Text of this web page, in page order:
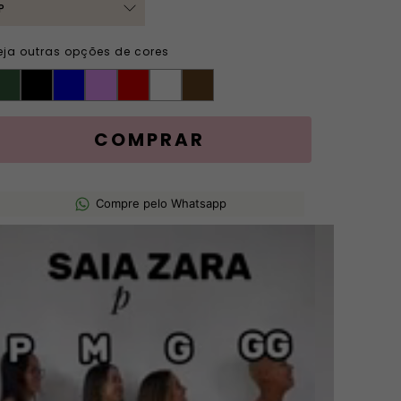
outras opções de cores
Compre pelo Whatsapp